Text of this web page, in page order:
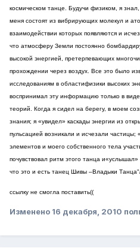
космическом танце. Будучи физиком, я
меня состоят из вибрирующих молекул и
взаимодействии которых появляются и
что атмосферу Земли постоянно
высокой энергией, претерпевающих
прохождении через воздух. Все это было
исследованиям в областифизики высоких
воспринимал эту информацию только в
теорий. Когда я сидел на берегу, в моем
знания; я «увидел» каскады энергии из
пульсацией возникали и исчезали частицы;
элементов и моего собственного тела
почувствовал ритм этого танца
что это и есть танец Шивы –Владыки
ссылку не смогла поставить((
Изменено 16 декабря, 2010